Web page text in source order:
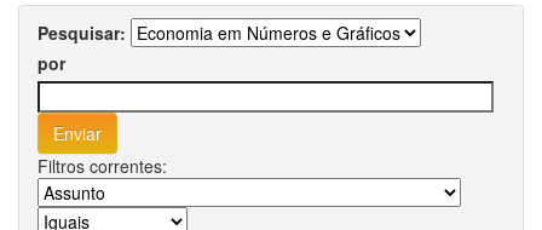
Pesquisar:
por
Filtros correntes: